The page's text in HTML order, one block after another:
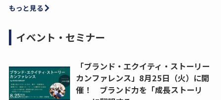
もっと見る
イベント・セミナー
「ブランド・エクイティ・ストーリー
カンファレンス」8月25日（火）に開
催！ ブランド力を「成長ストーリ